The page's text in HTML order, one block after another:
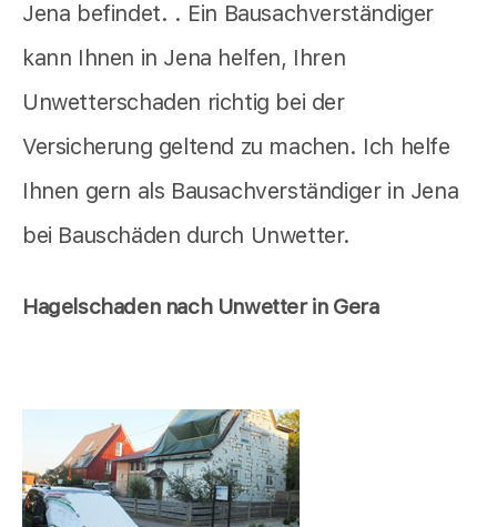
Jena befindet. . Ein Bausachverständiger
kann Ihnen in Jena helfen, Ihren
Unwetterschaden richtig bei der
Versicherung geltend zu machen. Ich helfe
Ihnen gern als Bausachverständiger in Jena
bei Bauschäden durch Unwetter.
Hagelschaden nach Unwetter in Gera